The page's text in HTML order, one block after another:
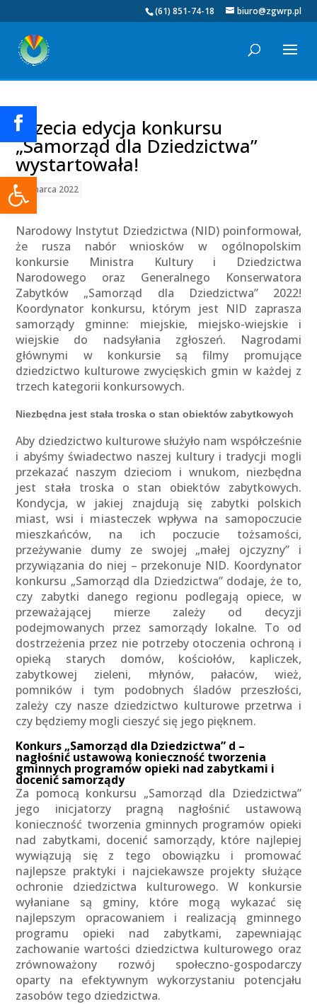
Otwórz pasek narzędzi
(61) 851-74-18 biuro@zgwrp.pl
Trzecia edycja konkursu
„Samorząd dla Dziedzictwa”
wystartowała!
22 marca 2022
Narodowy Instytut Dziedzictwa (NID) poinformował,
że rusza nabór wniosków w ogólnopolskim
konkursie Ministra Kultury i Dziedzictwa
Narodowego oraz Generalnego Konserwatora
Zabytków „Samorząd dla Dziedzictwa” 2022!
Koordynator konkursu, którym jest NID zaprasza
samorządy gminne: miejskie, miejsko-wiejskie i
wiejskie do nadsyłania zgłoszeń. Nagrodami
głównymi w konkursie są filmy promujące
dziedzictwo kulturowe zwycięskich gmin w każdej z
trzech kategorii konkursowych.
Niezbędna jest stała troska o stan obiektów zabytkowych
Aby dziedzictwo kulturowe służyło nam współcześnie
i abyśmy świadectwo naszej kultury i tradycji mogli
przekazać naszym dzieciom i wnukom, niezbędna
jest stała troska o stan obiektów zabytkowych.
Kondycja, w jakiej znajdują się zabytki polskich
miast, wsi i miasteczek wpływa na samopoczucie
mieszkańców, na ich poczucie tożsamości,
przeżywanie dumy ze swojej „małej ojczyzny” i
przywiązania do niej – przekonuje NID. Koordynator
konkursu „Samorząd dla Dziedzictwa” dodaje, że to,
czy zabytki danego regionu podlegają opiece, w
przeważającej mierze zależy od decyzji
podejmowanych przez samorządy lokalne. To od
dostrzeżenia przez nie potrzeby otoczenia ochroną i
opieką starych domów, kościołów, kapliczek,
zabytkowej zieleni, młynów, pałaców, wież,
pomników i tym podobnych śladów przeszłości,
zależy czy nasze dziedzictwo kulturowe przetrwa i
czy będziemy mogli cieszyć się jego pięknem.
Konkurs „Samorząd dla Dziedzictwa” d –
nagłośnić ustawową konieczność tworzenia
gminnych programów opieki nad zabytkami i
docenić samorządy
Za pomocą konkursu „Samorząd dla Dziedzictwa”
jego inicjatorzy pragną nagłośnić ustawową
konieczność tworzenia gminnych programów opieki
nad zabytkami, docenić samorządy, które najlepiej
wywiązują się z tego obowiązku i promować
najlepsze praktyki i najciekawsze projekty służące
ochronie dziedzictwa kulturowego. W konkursie
wyłaniane są gminy, które mogą wykazać się
najlepszym opracowaniem i realizacją gminnego
programu opieki nad zabytkami, zapewniając
zachowanie wartości dziedzictwa kulturowego oraz
zrównoważony rozwój społeczno-gospodarczy
oparty na efektywnym wykorzystaniu potencjału
zasobów tego dziedzictwa.